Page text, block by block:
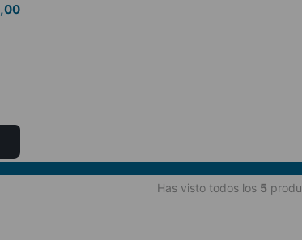
,00
Has visto todos los 5